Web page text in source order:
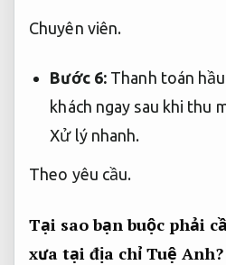
Chuyên viên.
Bước 6: Thanh toán
khách ngay sau khi thu
Xử lý nhanh.
Theo yêu cầu.
Tại sao bạn buộc phải
xưa tại địa chỉ Tuệ Anh?